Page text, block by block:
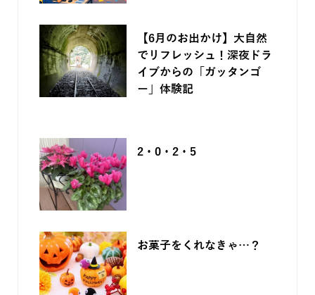
【6月のお出かけ】大自然
でリフレッシュ！深夜ドラ
イブからの「ガッタンゴ
ー」体験記
2・0・2・5
お菓子をくれなきゃ…？